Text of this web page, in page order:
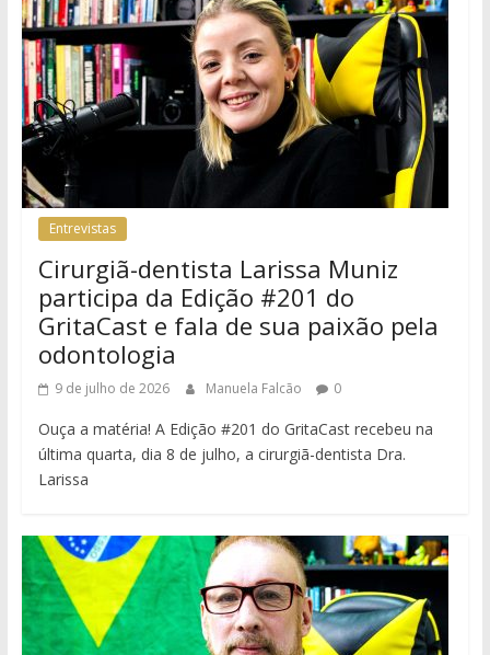
Entrevistas
Cirurgiã-dentista Larissa Muniz
participa da Edição #201 do
GritaCast e fala de sua paixão pela
odontologia
9 de julho de 2026 Manuela Falcão 0
Ouça a matéria! A Edição #201 do GritaCast recebeu na
última quarta, dia 8 de julho, a cirurgiã-dentista Dra.
Larissa